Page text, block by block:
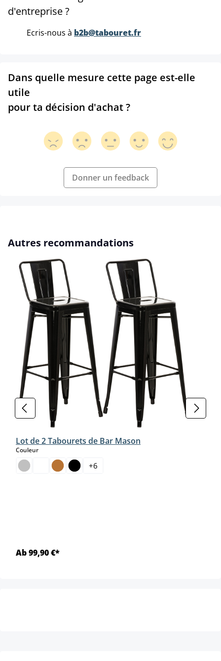
d'entreprise ?
Ecris-nous à b2b@tabouret.fr
Dans quelle mesure cette page est-elle
utile
pour ta décision d'achat ?
Donner un feedback
Ignorer la galerie de produits
Autres recommandations
Lot de 2 Tabourets de Bar Mason
Couleurselect
+6
Ab 99,90 €*